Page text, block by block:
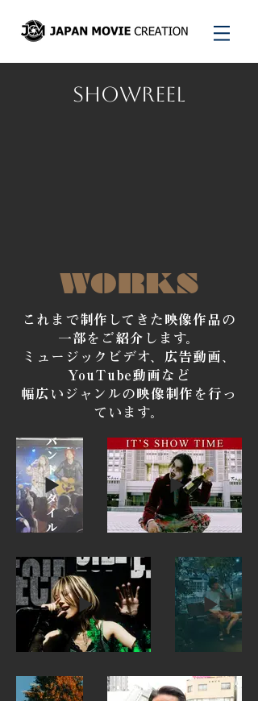
Showreel
WORKS
これまで制作してきた映像作品の
一部をご紹介します。
ミュージックビデオ、広告動画、
YouTube動画など
幅広いジャンルの映像制作を行っ
ています。